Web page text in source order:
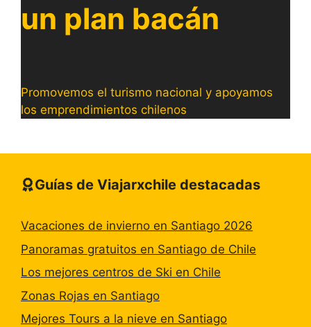
un plan bacán
Promovemos el turismo nacional y apoyamos
los emprendimientos chilenos
Guías de Viajarxchile destacadas
Vacaciones de invierno en Santiago 2026
Panoramas gratuitos en Santiago de Chile
Los mejores centros de Ski en Chile
Zonas Rojas en Santiago
Mejores Tours a la nieve en Santiago